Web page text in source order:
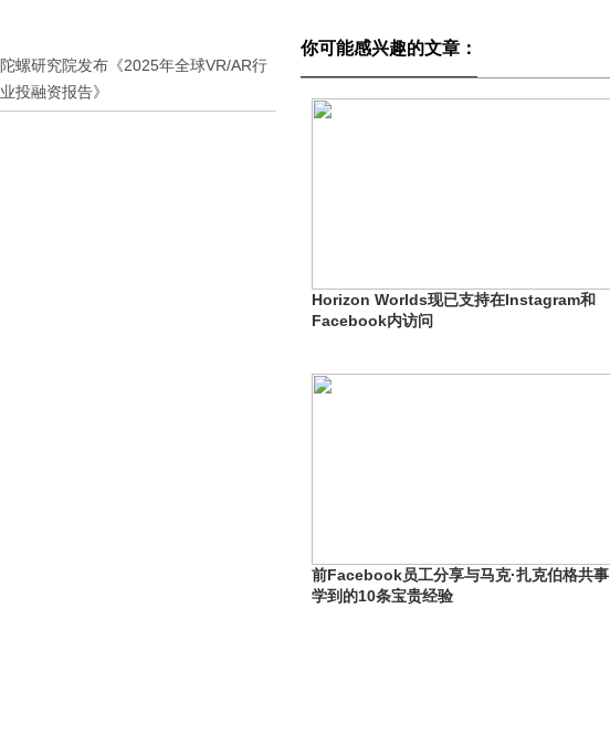
陀螺研究院发布《2025年全球VR/AR行
业投融资报告》
你可能感兴趣的文章：
Horizon Worlds现已支持在Instagram和
Facebook内访问
前Facebook员工分享与马克·扎克伯格共事
学到的10条宝贵经验